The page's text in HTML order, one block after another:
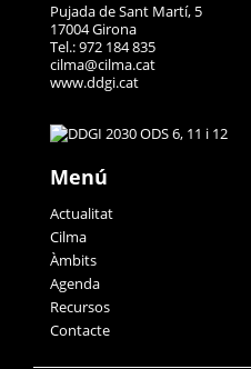
Pujada de Sant Martí, 5
17004 Girona
Tel.: 972 184 835
cilma@cilma.cat
www.ddgi.cat
Menú
Actualitat
Cilma
Àmbits
Agenda
Recursos
Contacte